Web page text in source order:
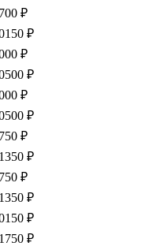
₽
₽
₽
₽
₽
₽
₽
₽
₽
₽
₽
₽